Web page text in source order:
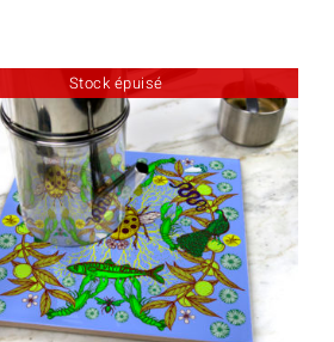
Stock épuisé